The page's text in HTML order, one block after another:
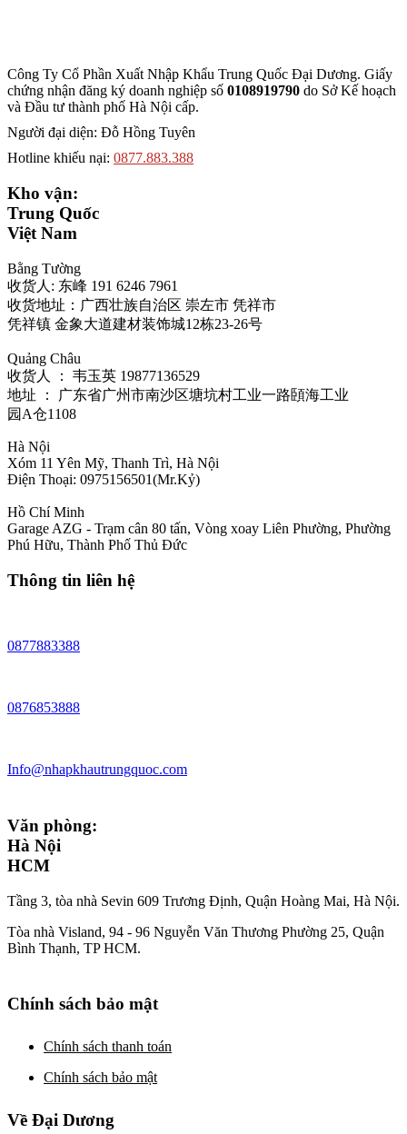
Công Ty Cổ Phần Xuất Nhập Khẩu Trung Quốc Đại Dương. Giấy
chứng nhận đăng ký doanh nghiệp số 0108919790 do SởKế hoạch
và Đầu tư thành phố Hà Nội cấp.
Người đại diện: Đỗ Hồng Tuyên
Hotline khiếu nại: 0877.883.388
Kho vận:
Trung Quốc
Việt Nam
Bằng Tường
收货人: 东峰 191 6246 7961
收货地址：广西壮族自治区 崇左市 凭祥市
凭祥镇 金象大道建材装饰城12栋23-26号
Quảng Châu
收货人 ： 韦玉英 19877136529‬
地址 ： 广东省广州市南沙区塘坑村工业一路頣海工业
园A仓1108
Hà Nội
Xóm 11 Yên Mỹ, Thanh Trì, Hà Nội
Điện Thoại: 0975156501(Mr.Kỷ)
Hồ Chí Minh
Garage AZG - Trạm cân 80 tấn, Vòng xoay Liên Phường, Phường
Phú Hữu, Thành Phố Thủ Đức
Thông tin liên hệ
0877883388
0876853888
Info@nhapkhautrungquoc.com
Văn phòng:
Hà Nội
HCM
Tầng 3, tòa nhà Sevin 609 Trương Định, Quận Hoàng Mai, Hà Nội.
Tòa nhà Visland, 94 - 96 Nguyễn Văn Thương Phường 25, Quận
Bình Thạnh, TP HCM.
Chính sách bảo mật
Chính sách thanh toán
Chính sách bảo mật
Về Đại Dương